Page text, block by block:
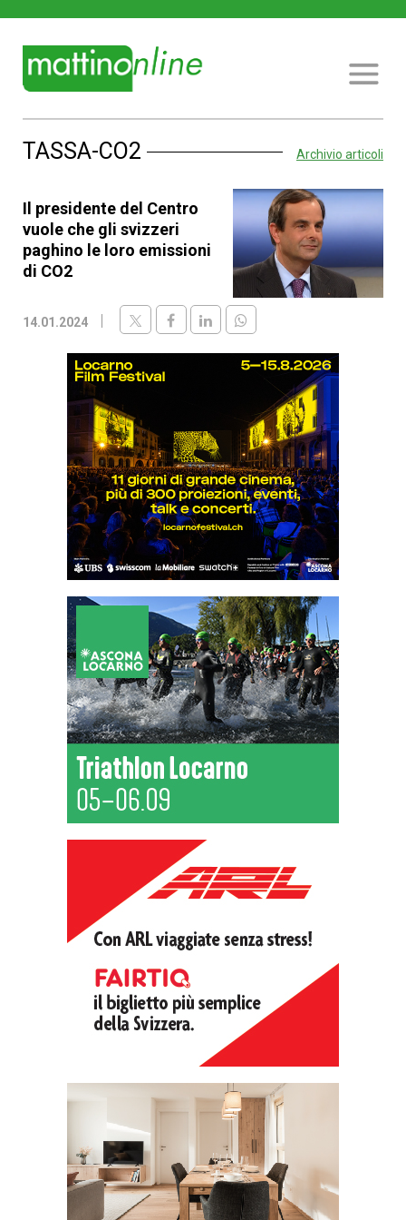
TASSA-CO2 Archivio articoli
Il presidente del Centro
vuole che gli svizzeri
paghino le loro emissioni
di CO2
14.01.2024